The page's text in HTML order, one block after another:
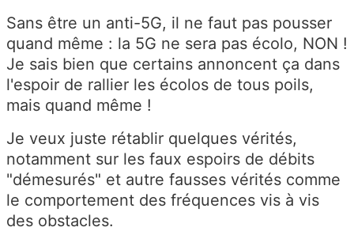
Sans être un anti-5G, il ne faut pas pousser
quand même : la 5G ne sera pas écolo, NON !
Je sais bien que certains annoncent ça dans
l'espoir de rallier les écolos de tous poils,
mais quand même !
Je veux juste rétablir quelques vérités,
notamment sur les faux espoirs de débits
"démesurés" et autre fausses vérités comme
le comportement des fréquences vis à vis
des obstacles.